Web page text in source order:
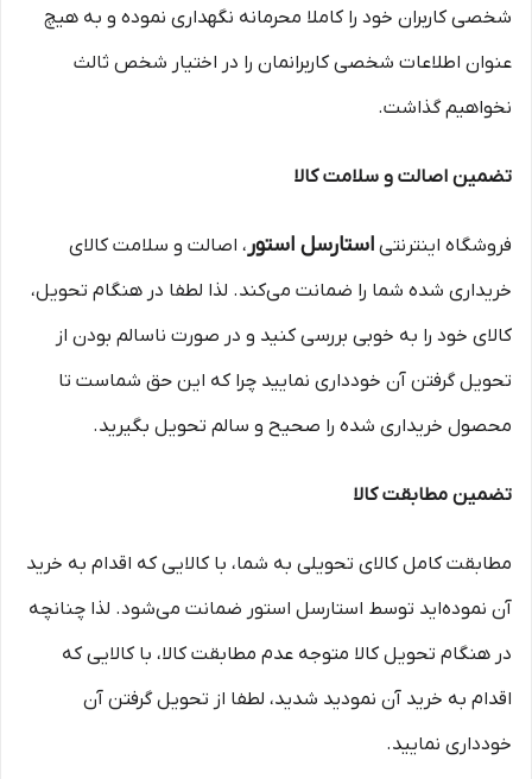
شخصی کاربران خود را کاملا محرمانه نگهداری نموده و به هیچ
عنوان اطلاعات شخصی کاربرانمان را در اختیار شخص ثالث
نخواهیم گذاشت.
تضمین اصالت و سلامت کالا
فروشگاه اینترنتی استارسل استور ، اصالت و سلامت کالای
خریداری شده شما را ضمانت می‌کند. لذا لطفا در هنگام تحویل،
کالای خود را به خوبی بررسی کنید و در صورت ناسالم بودن از
تحویل گرفتن آن خودداری نمایید چرا که این حق شماست تا
محصول خریداری شده را صحیح و سالم تحویل بگیرید.
تضمین مطابقت کالا
مطابقت کامل کالای تحویلی به شما، با کالایی که اقدام به خرید
آن نموده‌اید توسط استارسل استور ضمانت می‌شود. لذا چنانچه
در هنگام تحویل کالا متوجه عدم مطابقت کالا، با کالایی که
اقدام به خرید آن نمودید شدید، لطفا از تحویل گرفتن آن
خودداری نمایید.